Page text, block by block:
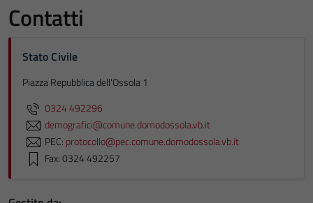
Contatti
Stato Civile
Piazza Repubblica dell'Ossola 1
0324 492296
demografici@comune.domodossola.vb.it
PEC: protocollo@pec.comune.domodossola.vb.it
Fax: 0324 492257